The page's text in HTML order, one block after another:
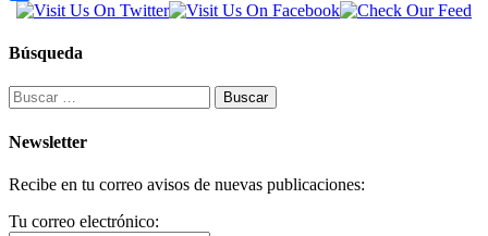
Compartir
Búsqueda
Buscar:
Newsletter
Recibe en tu correo avisos de nuevas publicaciones:
Tu correo electrónico: